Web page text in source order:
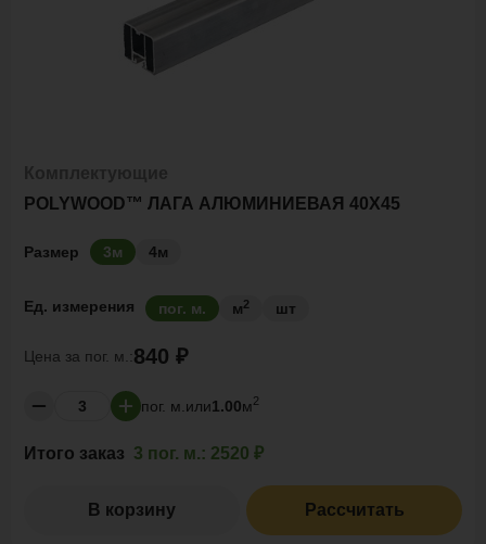
POLYWOOD™ ЛАГА АЛЮМИНИЕВАЯ 40Х45
Размер 3м 4м
Ед. измерения пог. м. м2 шт
Цена за пог. м.:840 ₽
пог. м. или1.00м2
Итого заказ 3 пог. м.: 2520 ₽
В корзину Рассчитать